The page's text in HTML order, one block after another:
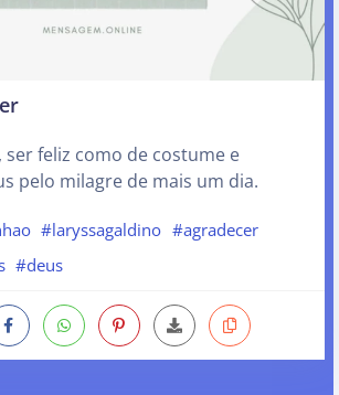
ser feliz como de costume e
pelo milagre de mais um dia.
#laryssagaldino #agradecer
#deus